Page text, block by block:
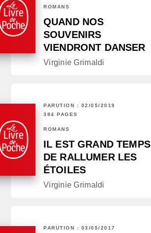
ROMANS
QUAND NOS
SOUVENIRS
VIENDRONT DANSER
Virginie Grimaldi
PARUTION : 02/05/2019
384 PAGES
ROMANS
IL EST GRAND TEMPS
DE RALLUMER LES
ÉTOILES
Virginie Grimaldi
PARUTION : 03/05/2017